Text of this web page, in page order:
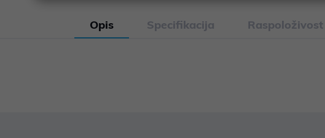
Opis Specifikacija Raspoloživost